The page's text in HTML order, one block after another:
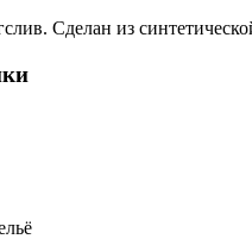
Сделан из